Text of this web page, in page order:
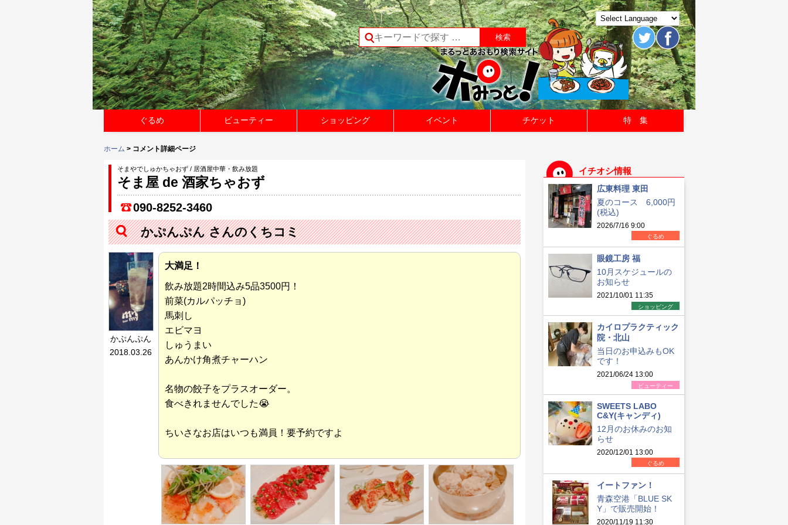
ぐるめ ビューティー ショッピング イベント チケット 特 集
ホーム > コメント詳細ページ
そまやでしゅかちゃおず / 居酒屋中華・飲み放題
そま屋 de 酒家ちゃおず
090-8252-3460
かぷんぷん さんのくちコミ
かぷんぷん
2018.03.26
大満足！
飲み放題2時間込み5品3500円！
前菜(カルパッチョ)
馬刺し
エビマヨ
しゅうまい
あんかけ角煮チャーハン
名物の餃子をプラスオーダー。
食べきれませんでした😭
ちいさなお店はいつも満員！要予約ですよ
イチオシ情報
広東料理 東田
夏のコース 6,000円
(税込)
2026/7/16 9:00
ぐるめ
眼鏡工房 福
10月スケジュールの
お知らせ
2021/10/01 11:35
ショッピング
カイロプラクティック
院・北山
当日のお申込みもOK
です！
2021/06/24 13:00
ビューティー
SWEETS LABO
C&Y(キャンディ)
12月のお休みのお知
らせ
2020/12/01 13:00
ぐるめ
イートファン！
青森空港「BLUE SK
Y」で販売開始！
2020/11/19 11:30